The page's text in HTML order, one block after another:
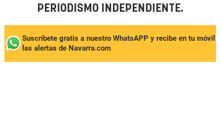
PERIODISMO INDEPENDIENTE.
Suscríbete gratis a nuestro WhatsAPP y recibe en tu móvil
las alertas de Navarra.com